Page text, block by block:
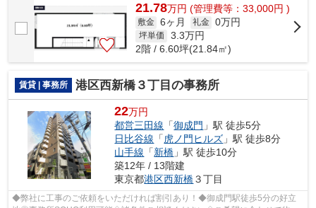
21.78万円 (管理費等：33,000円 )
敷金 6ヶ月 礼金 0万円
坪単価 3.3万円
2階 / 6.60坪(21.84㎡)
賃貸 | 事務所 港区西新橋３丁目の事務所
22万円
都営三田線 「御成門 」駅 徒歩5分
日比谷線 「 虎ノ門ヒルズ 」駅 徒歩8分
山手線 「新橋 」駅 徒歩10分
築12年 / 13階建
東京都港区西新橋３丁目
◆弊社に工事のご依頼をいただければ割引あり！◆御成門駅徒歩5分の好立